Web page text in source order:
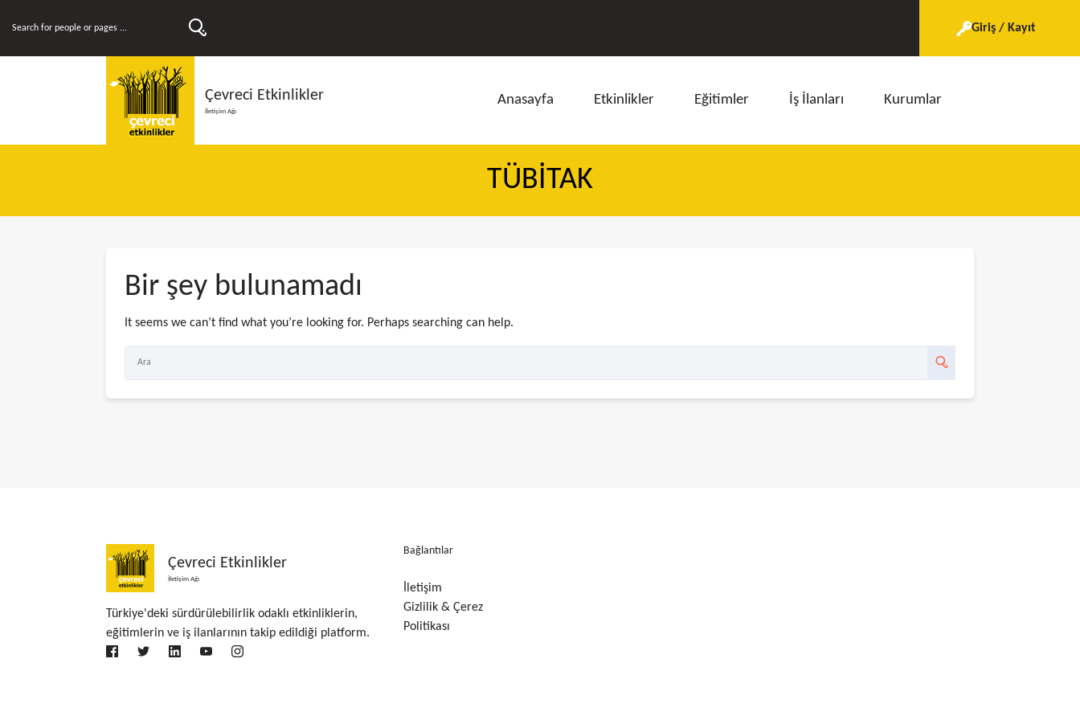
Giriş / Kayıt
Çevreci Etkinlikler
İletişim Ağı
Anasayfa Etkinlikler Eğitimler İş İlanları Kurumlar
TÜBİTAK
Bir şey bulunamadı
It seems we can’t find what you’re looking for. Perhaps searching can help.
Çevreci Etkinlikler
İletişim Ağı
Türkiye'deki sürdürülebilirlik odaklı etkinliklerin,
eğitimlerin ve iş ilanlarının takip edildiği platform.
Bağlantılar
İletişim
Gizlilik & Çerez
Politikası